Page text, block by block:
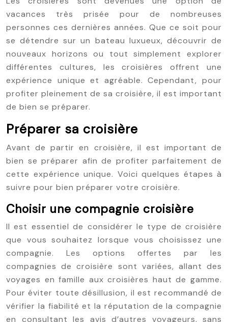
vacances très prisée pour de nombreuses
personnes ces dernières années. Que ce soit pour
se détendre sur un bateau luxueux, découvrir de
nouveaux horizons ou tout simplement explorer
différentes cultures, les croisières offrent une
expérience unique et agréable. Cependant, pour
profiter pleinement de sa croisière, il est important
de bien se préparer.
Préparer sa croisière
Avant de partir en croisière, il est important de
bien se préparer afin de profiter parfaitement de
cette expérience unique. Voici quelques étapes à
suivre pour bien préparer votre croisière.
Choisir une compagnie croisière
Il est essentiel de considérer le type de croisière
que vous souhaitez lorsque vous choisissez une
compagnie. Les options offertes par les
compagnies de croisière sont variées, allant des
voyages en famille aux croisières haut de gamme.
Pour éviter toute désillusion, il est recommandé de
vérifier la fiabilité et la réputation de la compagnie
en consultant les avis d’autres voyageurs, sans